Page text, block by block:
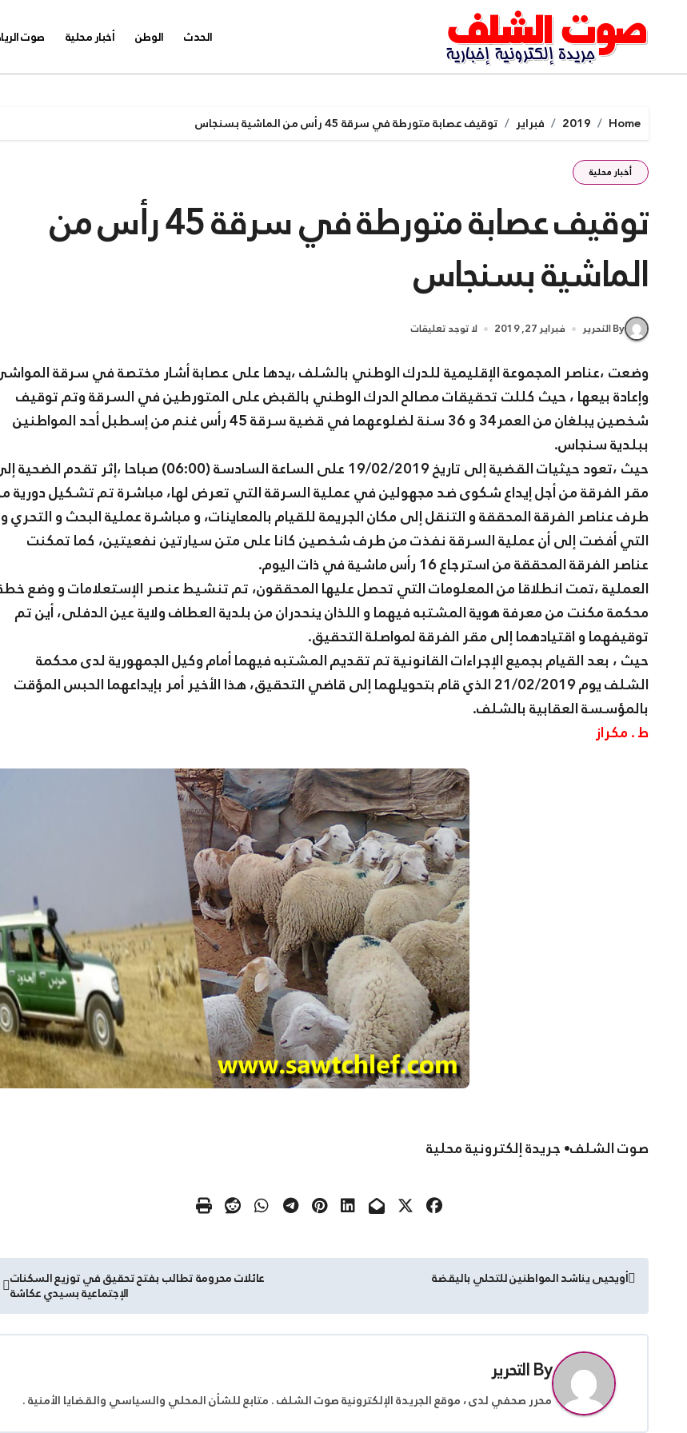
content
الحدث الوطن أخبار محلية صوت
Home
2019 فبراير توقيف عصابة متورطة في سرقة 45 رأس من الماشية بسنجاس
أخبار محلية
توقيف عصابة متورطة في سرقة 45 رأس من
الماشية بسنجاس
By التحرير فبراير 27, 2019 لا توجد تعليقات
وضعت ،عناصر المجموعة الإقليمية للدرك الوطني بالشلف ،يدها على عصابة أشار مختصة في سرقة
وإعادة بيعها ، حيث كللت تحقيقات مصالح الدرك الوطني بالقبض على المتورطين في السرقة وتم توقيف
شخصين يبلغان من العمر34 و 36 سنة لضلوعهما في قضية سرقة 45 رأس غنم من إسطبل أحد المواطنين
ببلدية سنجاس.
حيث ،تعود حيثيات القضية إلى تاريخ 19/02/2019 على الساعة السادسة (06:00) صباحا ،إثر تقدم
مقر الفرقة من أجل إيداع شكوى ضد مجهولين في عملية السرقة التي تعرض لها، مباشرة تم تشكيل دورية
طرف عناصر الفرقة المحققة و التنقل إلى مكان الجريمة للقيام بالمعاينات، و مباشرة عملية البحث و التحري و
التي أفضت إلى أن عملية السرقة نفذت من طرف شخصين كانا على متن سيارتين نفعيتين، كما تمكنت
عناصر الفرقة المحققة من استرجاع 16 رأس ماشية في ذات اليوم.
العملية ،تمت انطلاقا من المعلومات التي تحصل عليها المحققون، تم تنشيط عنصر الإستعلامات و وضع
محكمة مكنت من معرفة هوية المشتبه فيهما و اللذان ينحدران من بلدية العطاف ولاية عين الدفلى، أين تم
توقيفهما و اقتيادهما إلى مقر الفرقة لمواصلة التحقيق.
حيث ، بعد القيام بجميع الإجراءات القانونية تم تقديم المشتبه فيهما أمام وكيل الجمهورية لدى محكمة
الشلف يوم 21/02/2019 الذي قام بتحويلهما إلى قاضي التحقيق، هذا الأخير أمر بإيداعهما الحبس المؤقت
بالمؤسسة العقابية بالشلف.
ط . مكراز
صوت الشلف• جريدة إلكترونية محلية
تصفّح
المقالات
أويحيى يناشد المواطنين للتحلي باليقضة عائلات محرومة تطالب بفتح تحقيق في توزيع السكنات
الإجتماعية بسيدي عكاشة
Byالتحرير
محرر صحفي لدى ، موقع الجريدة الإلكترونية صوت الشلف . متابع للشأن المحلي والسياسي والقضايا الأمنية .